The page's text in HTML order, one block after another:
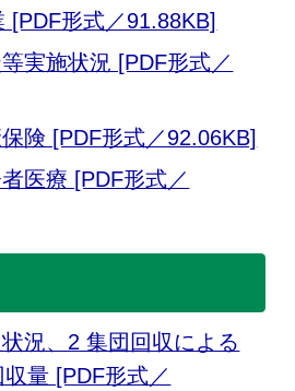
[PDF形式／91.88KB]
実施状況 [PDF形式／
険 [PDF形式／92.06KB]
医療 [PDF形式／
況、2 集団回収による
量 [PDF形式／